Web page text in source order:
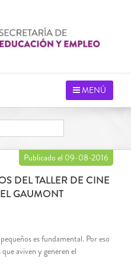
MENÚ
Publicado el 09-08-2016
DEL TALLER DE CINE
GAUMONT
es fundamental. Por eso
aviven y generen el